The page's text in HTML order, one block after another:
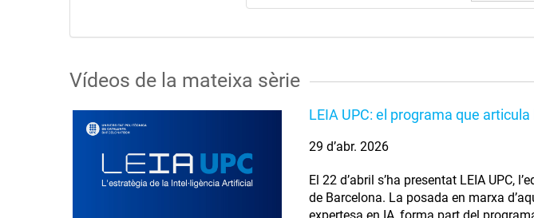
Vídeos de la mateixa sèrie
LEIA UPC: el programa que
29 d’abr. 2026
El 22 d’abril s’ha presentat LEIA UPC,
de Barcelona. La posada en marxa